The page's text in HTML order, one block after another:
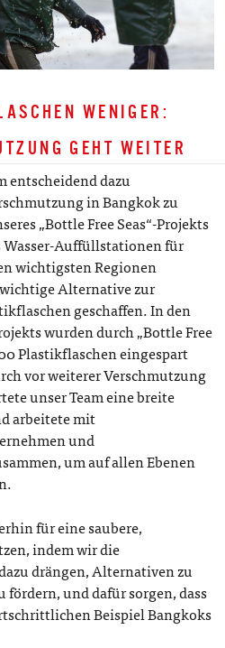
WENIGER:
GEHT WEITER
entscheidend dazu
in Bangkok zu
„Bottle Free Seas“-Projekts
Wasser-Auffüllstationen für
wichtigsten Regionen
Alternative zur
geschaffen. In den
wurden durch „Bottle Free
Plastikflaschen eingespart
vor weiterer Verschmutzung
unser Team eine breite
arbeitete mit
und
um auf allen Ebenen
für eine saubere,
indem wir die
drängen, Alternativen zu
und dafür sorgen, dass
Beispiel Bangkoks